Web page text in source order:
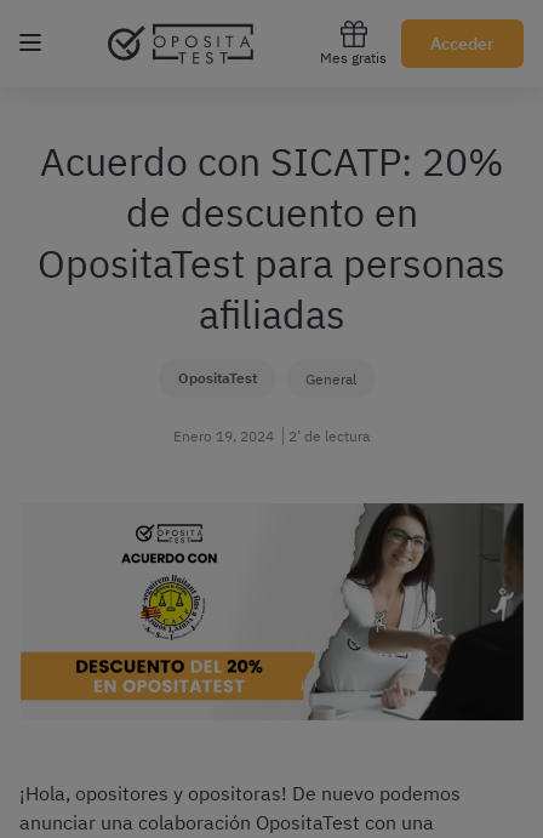
Mes gratis
Acceder
Regístrate gratis
Acuerdo con SICATP: 20%
de descuento en
OpositaTest para personas
afiliadas
OpositaTest General
Enero 19, 2024 2’ de lectura
¡Hola, opositores y opositoras! De nuevo podemos
anunciar una colaboración OpositaTest con una